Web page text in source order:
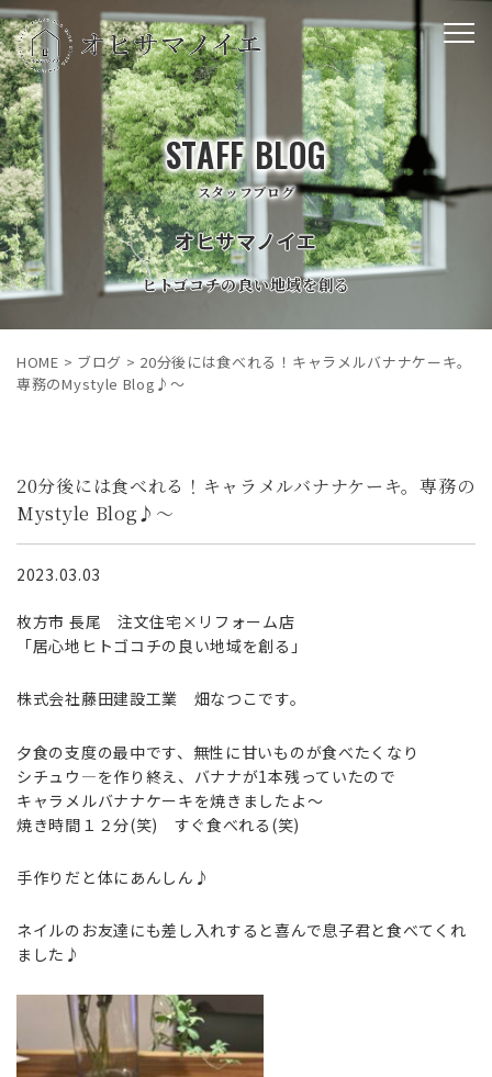
オヒサマノイエ
ヒトゴコチの良い地域を創る
STAFF BLOG
スタッフブログ
HOME > ブログ > 20分後には食べれる！キャラメルバナナケーキ。
専務のMystyle Blog♪～
20分後には食べれる！キャラメルバナナケーキ。専務の
Mystyle Blog♪～
2023.03.03
枚方市 長尾 注文住宅×リフォーム店
「居心地ヒトゴコチの良い地域を創る」
株式会社藤田建設工業 畑なつこです。
夕食の支度の最中です、無性に甘いものが食べたくなり
シチュウ―を作り終え、バナナが1本残っていたので
キャラメルバナナケーキを焼きましたよ～
焼き時間１２分(笑) すぐ食べれる(笑)
手作りだと体にあんしん♪
ネイルのお友達にも差し入れすると喜んで息子君と食べてくれ
ました♪